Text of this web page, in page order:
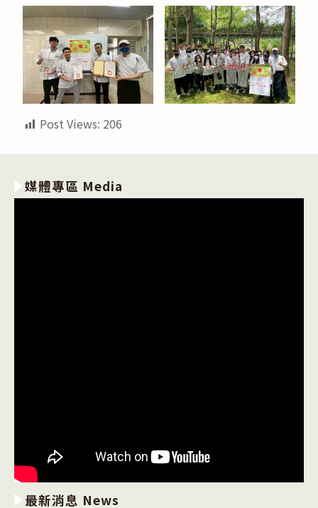
Post Views: 206
媒體專區 Media
最新消息 News